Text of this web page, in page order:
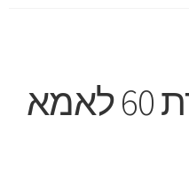
סידור יום הולדת 60 לאמא